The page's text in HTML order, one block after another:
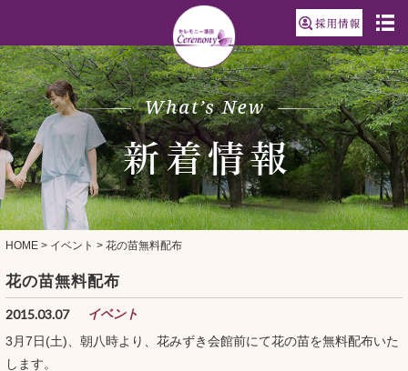
HOME> イベント > 花の苗無料配布
花の苗無料配布
2015.03.07
イベント
3月7日(土)、朝八時より、花みずき会館前にて花の苗を無料配布いた
します。